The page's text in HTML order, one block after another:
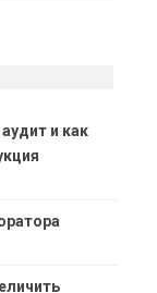
и как